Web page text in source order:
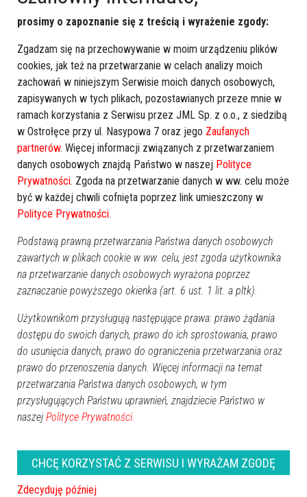
atrakcji oraz praktyczne informacje o zapisach i terminach
poszczególnych zajęć.
Przypominamy również rodzicom, że wiele z przygotowanych
aktywności jest bezpłatnych lub dostępnych w
promocyjnych cenach. Warto już teraz zaplanować czas
wolny swoich pociech, aby w pełni wykorzystać możliwości,
jakie oferuje nasze miasto podczas tegorocznych ferii.
GOOGLE NEWS
Obserwuj nas i otrzymuj nowe wiadomości
Obserwuj w Google News
REKLAMA
prosimy o zapoznanie się z treścią i wyrażenie zgody:
Zgadzam się na przechowywanie w moim urządzeniu plików
cookies, jak też na przetwarzanie w celach analizy moich
zachowań w niniejszym Serwisie moich danych osobowych,
zapisywanych w tych plikach, pozostawianych przeze mnie w
ramach korzystania z Serwisu przez JML Sp. z o.o., z siedzibą
w Ostrołęce przy ul. Nasypowa 7 oraz jego Zaufanych
partnerów. Więcej informacji związanych z przetwarzaniem
danych osobowych znajdą Państwo w naszej Polityce
Prywatności. Zgoda na przetwarzanie danych w ww. celu może
być w każdej chwili cofnięta poprzez link umieszczony w
Polityce Prywatności.
Podstawą prawną przetwarzania Państwa danych osobowych
zawartych w plikach cookie w ww. celu, jest zgoda użytkownika
na przetwarzanie danych osobowych wyrażona poprzez
zaznaczanie powyższego okienka (art. 6 ust. 1 lit. a pltk).
Użytkownikom przysługują następujące prawa: prawo żądania
dostępu do swoich danych, prawo do ich sprostowania, prawo
do usunięcia danych, prawo do ograniczenia przetwarzania oraz
prawo do przenoszenia danych. Więcej informacji na temat
przetwarzania Państwa danych osobowych, w tym
przysługujących Państwu uprawnień, znajdziecie Państwo w
naszej Polityce Prywatności.
CHCĘ KORZYSTAĆ Z SERWISU I WYRAŻAM ZGODĘ
Zdecyduję później